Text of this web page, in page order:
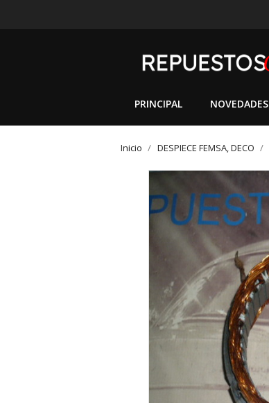
PRINCIPAL NOVEDADES
Inicio DESPIECE FEMSA, DECO